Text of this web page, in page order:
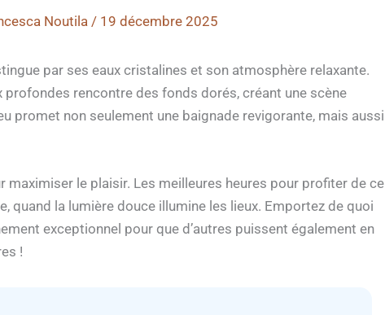
Noutila / 19 décembre 2025
par ses eaux cristalines et son atmosphère relaxante.
rencontre des fonds dorés, créant une scène
promet non seulement une baignade revigorante, mais aussi
maximiser le plaisir. Les meilleures heures pour profiter de ce
quand la lumière douce illumine les lieux. Emportez de quoi
exceptionnel pour que d’autres puissent également en
!